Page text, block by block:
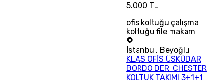
5.000 TL
ofis koltuğu çalışma
koltuğu file makam
İstanbul, Beyoğlu
KLAS OFİS ÜSKÜDAR
BORDO DERİ CHESTER
KOLTUK TAKIMI 3+1+1